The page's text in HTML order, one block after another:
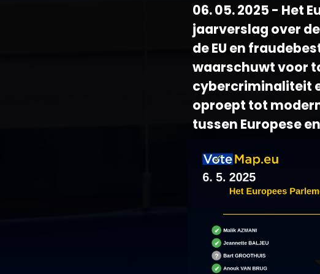
06. 05. 2025 - Het
jaarverslag over
de EU en
waarschuwt voor
cybercriminaliteit
oproept tot
tussen Europese